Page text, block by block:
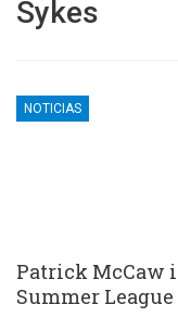
Sykes
NOTICIAS
Patrick McCaw
Summer League